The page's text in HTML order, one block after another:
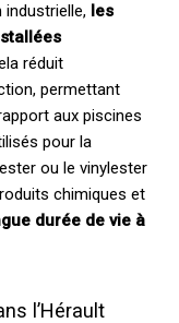
les
réduit
permettant
aux piscines
pour la
ou le vinylester
chimiques et
durée de vie à
l’Hérault